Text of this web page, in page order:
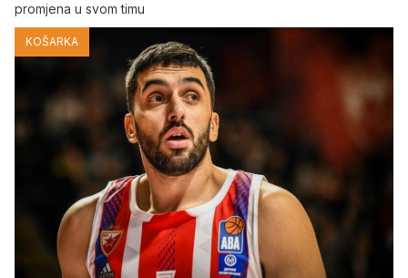
promjena u svom timu
KOŠARKA